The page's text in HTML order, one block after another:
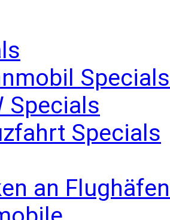
Specials
Specials
Specials
an Flughäfen